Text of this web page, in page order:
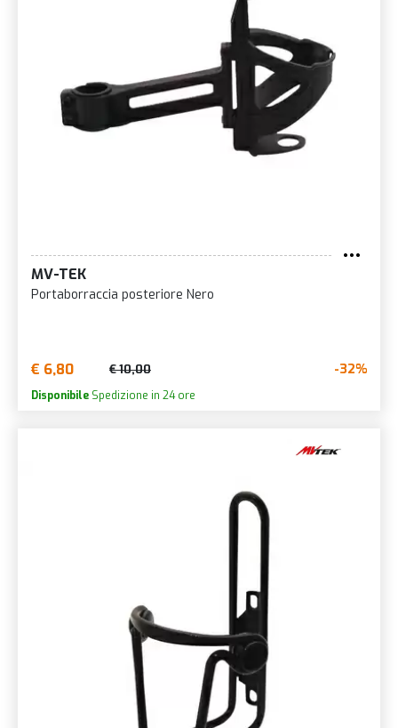
MV-TEK
Portaborraccia posteriore Nero
€ 6,80 € 10,00 -32%
Disponibile Spedizione in 24 ore